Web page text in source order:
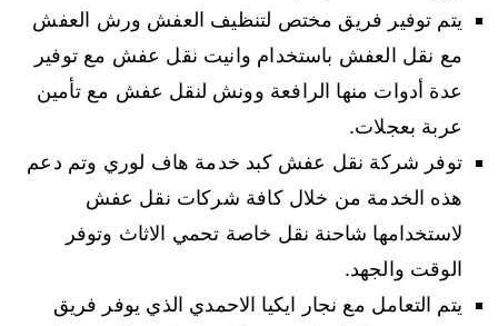
يتم توفير فريق مختص لتنظيف العفش ورش العفش
مع نقل العفش باستخدام وانيت نقل عفش مع توفير
عدة أدوات منها الرافعة وونش لنقل عفش مع تأمين
عربة بعجلات.
توفر شركة نقل عفش كبد خدمة هاف لوري وتم دعم
هذه الخدمة من خلال كافة شركات نقل عفش
لاستخدامها شاحنة نقل خاصة تحمي الاثاث وتوفر
الوقت والجهد.
يتم التعامل مع نجار ايكيا الاحمدي الذي يوفر فريق